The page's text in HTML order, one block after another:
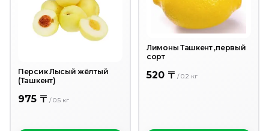
Персик Лысый жёлтый
(Ташкент)
975 〒 /0.5 кг
Лимоны Ташкент ,первый
сорт
520 〒 /0.2 кг